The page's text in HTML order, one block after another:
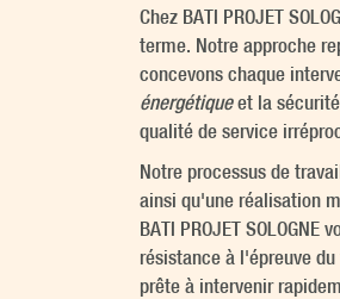
Chez BATI PROJET
terme. Notre approche
concevons chaque
énergétiqueet la sécurité
qualité de service
Notre processus de
ainsi qu'une réalisation
BATI PROJET
résistance à l'épreuve
prête à intervenir